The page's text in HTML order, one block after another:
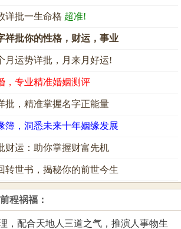
详批一生命格 超准!
祥批你的性格，财运，事业
月运势详批，月来月好运!
，专业精准婚姻测评
批，精准掌握名字正能量
簿，洞悉未来十年姻缘发展
财运：助你掌握财富先机
转世书，揭秘你的前世今生
程祸福：
，配合天地人三道之气，推演人事物生